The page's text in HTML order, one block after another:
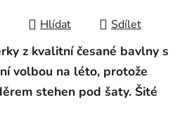
Hlídat Sdílet
z kvalitní česané bavlny s
volbou na léto, protože
em stehen pod šaty. Šité